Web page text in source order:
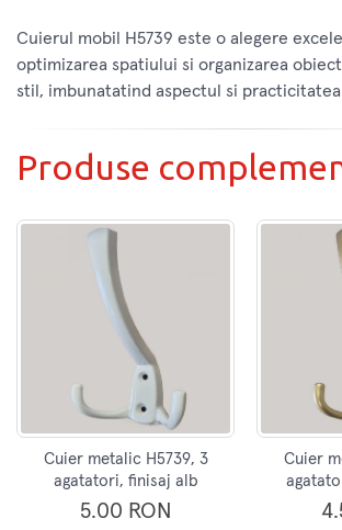
Cuierul mobil H5739 este o alegere
optimizarea spatiului si organizarea
stil, imbunatatind aspectul si
Produse
Cuier metalic H5739, 3
agatatori, finisaj alb
5.00 RON
Cuier